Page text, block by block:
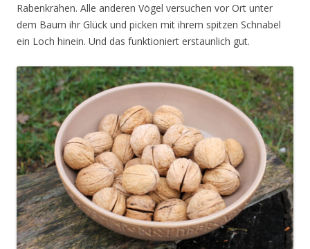
Rabenkrähen. Alle anderen Vögel versuchen vor Ort unter
dem Baum ihr Glück und picken mit ihrem spitzen Schnabel
ein Loch hinein. Und das funktioniert erstaunlich gut.